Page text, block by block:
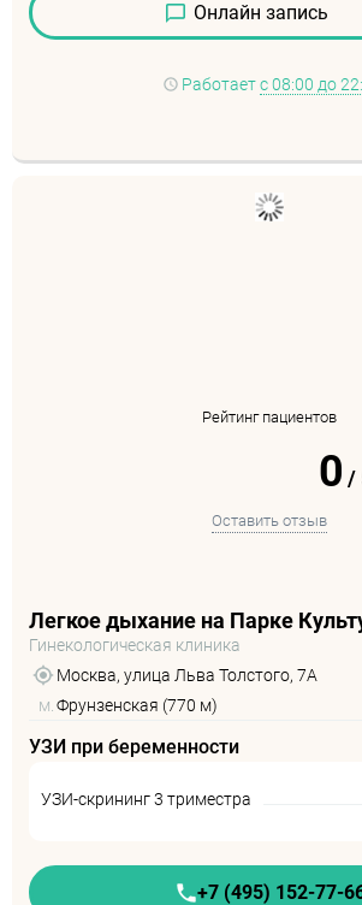
Онлайн запись
Работаетс 08:00 до
Рейтинг пациентов
0 /
Оставить отзыв
Легкое дыхание на Парке
Гинекологическая клиника
Москва, улица Льва Толстого, 7А
м. Фрунзенская (770 м)
УЗИ при беременности
УЗИ-скрининг 3 триместра
+7 (495) 152-77-